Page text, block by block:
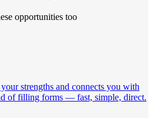
opportunities too
strengths and connects you with
of filling forms — fast, simple, direct.